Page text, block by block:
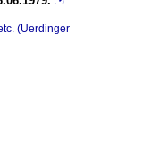
(VEB)
(Uerdinger